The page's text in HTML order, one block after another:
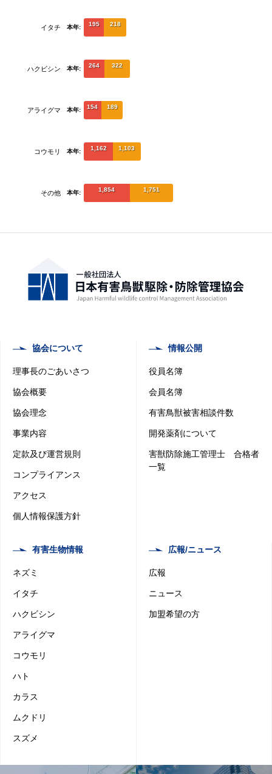
イタチ 本年: 195 218
ハクビシン 本年: 264 322
アライグマ 本年: 154 189
コウモリ 本年: 1,162 1,103
その他 本年: 1,854 1,751
協会について
理事長のごあいさつ
協会概要
協会理念
事業内容
定款及び運営規則
コンプライアンス
アクセス
個人情報保護方針
情報公開
役員名簿
会員名簿
有害鳥獣被害相談件数
開発薬剤について
害獣防除施工管理士 合格者
一覧
有害生物情報
ネズミ
イタチ
ハクビシン
アライグマ
コウモリ
ハト
カラス
ムクドリ
スズメ
広報/ニュース
広報
ニュース
加盟希望の方